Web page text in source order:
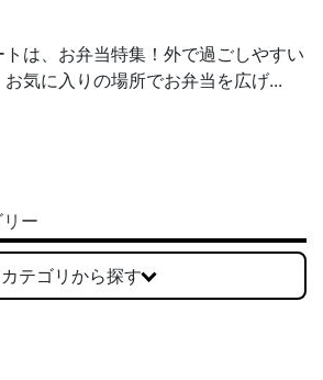
は、お弁当特集！外で過ごしやすい
気に入りの場所でお弁当を広げ...
ー
カテゴリから探す